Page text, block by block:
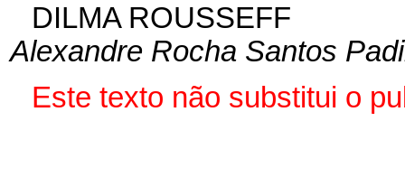
DILMA ROUSSEFF
Alexandre Rocha Santos
Este texto não substitui o